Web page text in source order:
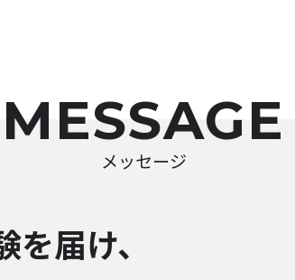
MESSAGE
メッセージ
を届け、